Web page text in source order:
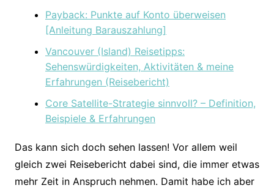
Payback: Punkte auf Konto überweisen
[Anleitung Barauszahlung]
Vancouver (Island) Reisetipps:
Sehenswürdigkeiten, Aktivitäten & meine
Erfahrungen (Reisebericht)
Core Satellite-Strategie sinnvoll? – Definition,
Beispiele & Erfahrungen
Das kann sich doch sehen lassen! Vor allem weil
gleich zwei Reisebericht dabei sind, die immer etwas
mehr Zeit in Anspruch nehmen. Damit habe ich aber